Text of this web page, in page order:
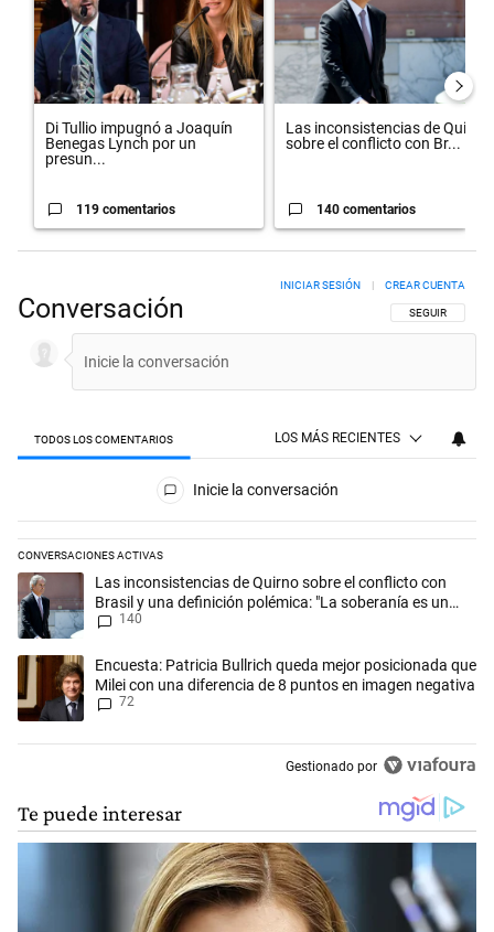
Di Tullio impugnó a Joaquín
Benegas Lynch por un
presun...
119 comentarios
Las inconsistencias de Quirno
sobre el conflicto con Br...
140 comentarios
Conversación SIGA ESTA
SEGUIR
INICIAR SESIÓN CREAR CUENTA
TODOS LOS COMENTARIOS LOS MÁS RECIENTES
Todos los comentarios
Inicie la conversación
CONVERSACIONES ACTIVAS
Este listado muestra los artículos con más comentarios en los
Un artículo de tendencia con el título "Las inconsistencias de Quirno
Las inconsistencias de Quirno sobre el conflicto con
Brasil y una definición polémica: "La soberanía es un
concepto antiguo"
140
Un artículo de tendencia con el título "Encuesta: Patricia Bullrich
Encuesta: Patricia Bullrich queda mejor posicionada que
Milei con una diferencia de 8 puntos en imagen negativa
72
Gestionado por